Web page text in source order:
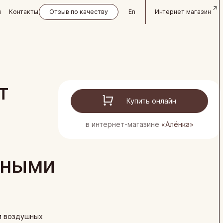
Контакты Отзыв по качеству
En
Интернет магазин
воздушных
Купить онлайн
в интернет-магазине «Алёнка»